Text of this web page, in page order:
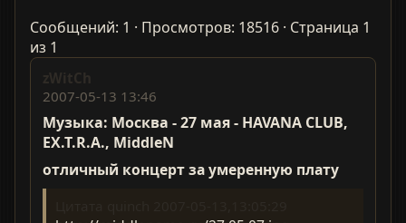
Сообщений: 1 · Просмотров: 18516 · Страница 1
из 1
zWitCh
2007-05-13 13:46
Музыка: Москва - 27 мая - HAVANA CLUB,
EX.T.R.A., MiddleN
отличный концерт за умеренную плату